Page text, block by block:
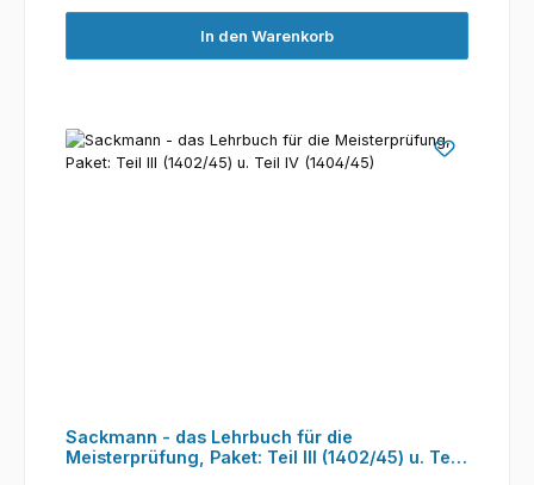
In den Warenkorb
Sackmann - das Lehrbuch für die
Meisterprüfung, Paket: Teil III (1402/45) u. Teil